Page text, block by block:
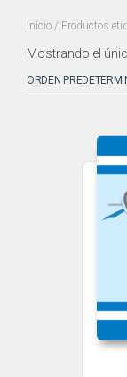
Inicio / Productos
Mostrando el